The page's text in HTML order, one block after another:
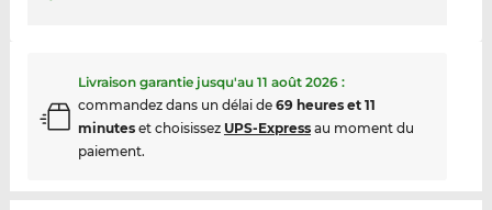
Livraison garantie jusqu'au 11 août 2026:
commandez dans un délai de 69 heures et 11
minuteset choisissez UPS-Expressau moment du
paiement.